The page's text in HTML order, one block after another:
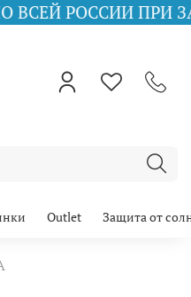
ПРИ ЗАКАЗЕ
Outlet Защита от